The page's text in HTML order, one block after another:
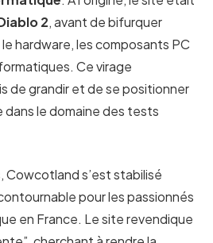
2, avant de bifurquer
hardware, les composants PC
Ce virage
de grandir et de se positionner
le domaine des tests
Cowcotland s’est stabilisé
pour les passionnés
en France. Le site revendique